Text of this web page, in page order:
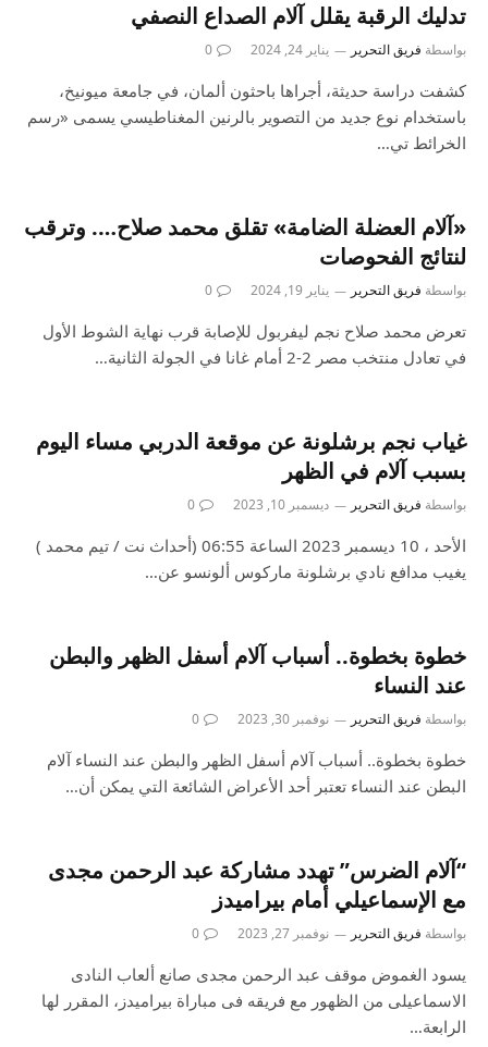
تدليك الرقبة يقلل آلام الصداع النصفي
بواسطة فريق التحرير يناير 24, 2024 0
كشفت دراسة حديثة، أجراها باحثون ألمان، في جامعة ميونيخ،
باستخدام نوع جديد من التصوير بالرنين المغناطيسي يسمى «رسم
الخرائط تي…
«آلام العضلة الضامة» تقلق محمد صلاح…. وترقب
لنتائج الفحوصات
بواسطة فريق التحرير يناير 19, 2024 0
تعرض محمد صلاح نجم ليفربول للإصابة قرب نهاية الشوط الأول
في تعادل منتخب مصر 2-2 أمام غانا في الجولة الثانية…
غياب نجم برشلونة عن موقعة الدربي مساء اليوم
بسبب آلام في الظهر
بواسطة فريق التحرير ديسمبر 10, 2023 0
الأحد ، 10 ديسمبر 2023 الساعة 06:55 (أحداث نت / تيم محمد )
يغيب مدافع نادي برشلونة ماركوس ألونسو عن…
خطوة بخطوة.. أسباب آلام أسفل الظهر والبطن
عند النساء
بواسطة فريق التحرير نوفمبر 30, 2023 0
خطوة بخطوة.. أسباب آلام أسفل الظهر والبطن عند النساء آلام
البطن عند النساء تعتبر أحد الأعراض الشائعة التي يمكن أن…
“آلام الضرس” تهدد مشاركة عبد الرحمن مجدى
مع الإسماعيلي أمام بيراميدز
بواسطة فريق التحرير نوفمبر 27, 2023 0
يسود الغموض موقف عبد الرحمن مجدى صانع ألعاب النادى
الاسماعيلى من الظهور مع فريقه فى مباراة بيراميدز، المقرر لها
الرابعة…